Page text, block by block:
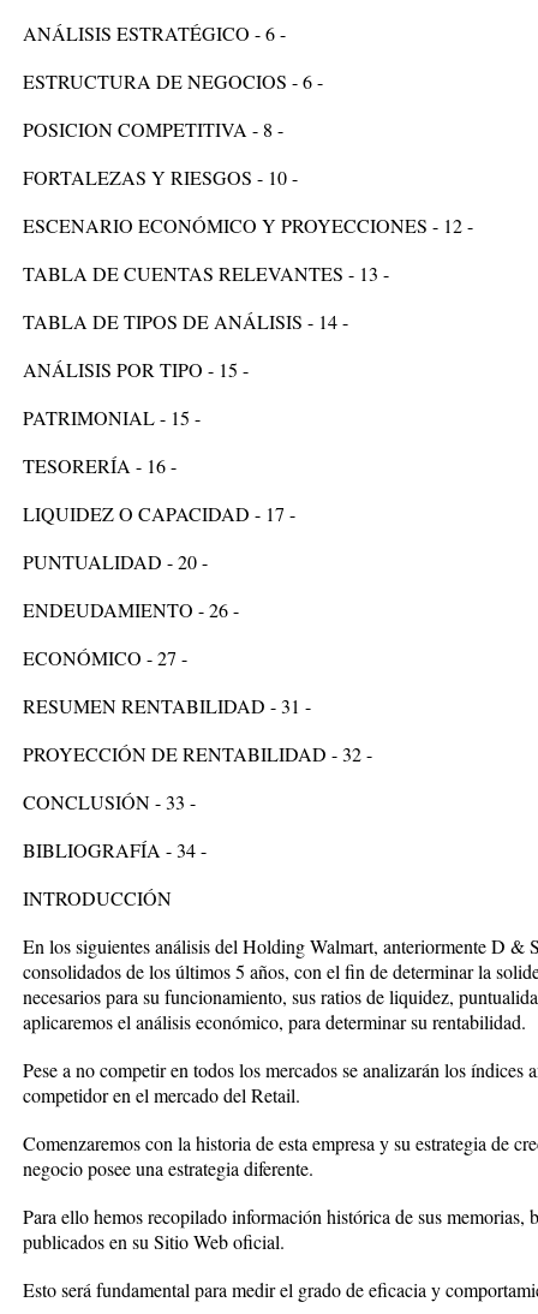
ANÁLISIS ESTRATÉGICO - 6 -
ESTRUCTURA DE NEGOCIOS - 6 -
POSICION COMPETITIVA - 8 -
FORTALEZAS Y RIESGOS - 10 -
ESCENARIO ECONÓMICO Y PROYECCIONES - 12 -
TABLA DE CUENTAS RELEVANTES - 13 -
TABLA DE TIPOS DE ANÁLISIS - 14 -
ANÁLISIS POR TIPO - 15 -
PATRIMONIAL - 15 -
TESORERÍA - 16 -
LIQUIDEZ O CAPACIDAD - 17 -
PUNTUALIDAD - 20 -
ENDEUDAMIENTO - 26 -
ECONÓMICO - 27 -
RESUMEN RENTABILIDAD - 31 -
PROYECCIÓN DE RENTABILIDAD - 32 -
CONCLUSIÓN - 33 -
BIBLIOGRAFÍA - 34 -
INTRODUCCIÓN
En los siguientes análisis del Holding Walmart, anteriormente D &
consolidados de los últimos 5 años, con el fin de determinar la
necesarios para su funcionamiento, sus ratios de liquidez,
aplicaremos el análisis económico, para determinar su rentabilidad.
Pese a no competir en todos los mercados se analizarán los índices
competidor en el mercado del Retail.
Comenzaremos con la historia de esta empresa y su estrategia de
negocio posee una estrategia diferente.
Para ello hemos recopilado información histórica de sus memorias,
publicados en su Sitio Web oficial.
Esto será fundamental para medir el grado de eficacia y